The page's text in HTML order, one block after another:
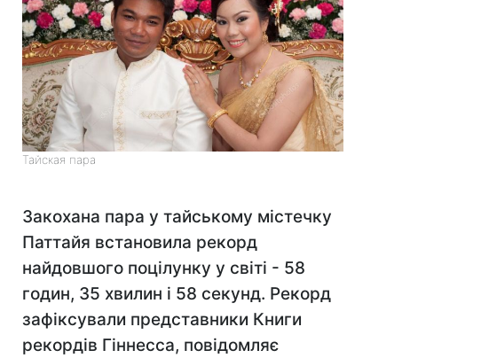
Тайская пара
Закохана пара у тайському містечку
Паттайя встановила рекорд
найдовшого поцілунку у світі - 58
годин, 35 хвилин і 58 секунд. Рекорд
зафіксували представники Книги
рекордів Гіннесса, повідомляє